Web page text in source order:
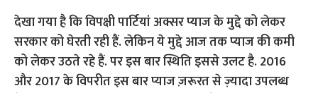
देखा गया है कि विपक्षी पार्टियां अक्सर प्याज के मुद्दे को लेकर
सरकार को घेरती रही हैं. लेकिन ये मुद्दे आज तक प्याज की कमी
को लेकर उठते रहे हैं. पर इस बार स्थिति इससे उलट है. 2016
और 2017 के विपरीत इस बार प्याज ज़रूरत से ज़्यादा उपलब्ध